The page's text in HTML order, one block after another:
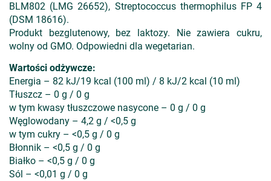
BLM802 (LMG 26652), Streptococcus thermophilus FP 4
(DSM 18616).
Produkt bezglutenowy, bez laktozy. Nie zawiera cukru,
wolny od GMO. Odpowiedni dla wegetarian.
Wartości odżywcze:
Energia – 82 kJ/19 kcal (100 ml) / 8 kJ/2 kcal (10 ml)
Tłuszcz – 0 g / 0 g
w tym kwasy tłuszczowe nasycone – 0 g / 0 g
Węglowodany – 4,2 g / <0,5 g
w tym cukry – <0,5 g / 0 g
Błonnik – <0,5 g / 0 g
Białko – <0,5 g / 0 g
Sól – <0,01 g / 0 g